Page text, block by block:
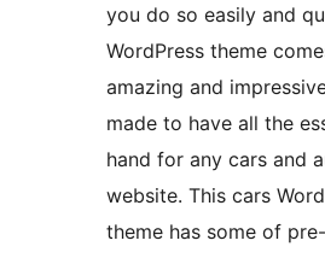
you do so easily and
WordPress theme
amazing and
made to have all the
hand for any cars and
website. This cars
theme has some of